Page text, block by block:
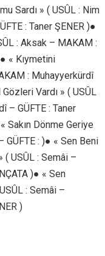
Sardı » ( USÛL : Nim
: Taner ŞENER )●
: Aksak – MAKAM :
« Kıymetini
: Muhayyerkürdî
Vardı » ( USÛL
– GÜFTE : Taner
Sakın Dönme Geriye
GÜFTE : )● « Sen Beni
( USÛL : Semâi –
)● « Sen
: Semâi –
)